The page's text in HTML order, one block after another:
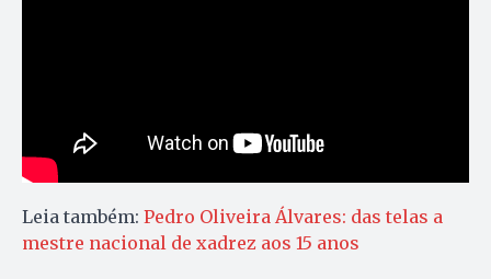
Leia também: Pedro Oliveira Álvares: das telas a
mestre nacional de xadrez aos 15 anos